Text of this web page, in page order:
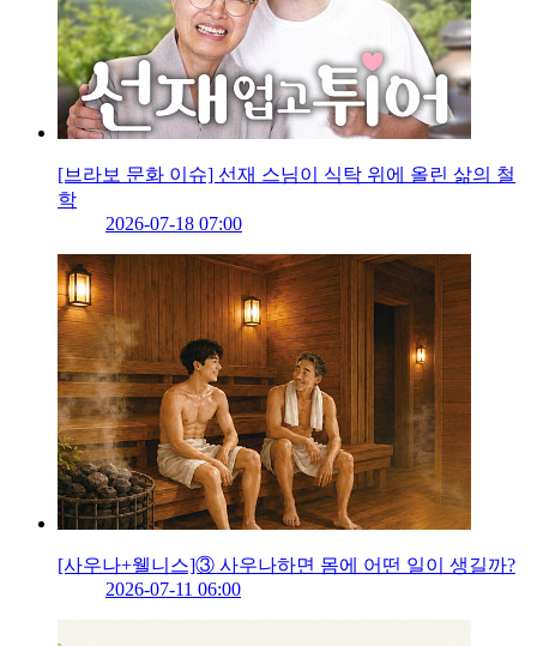
[브라보 문화 이슈] 선재 스님이 식탁 위에 올린 삶의 철
학
2026-07-18 07:00
[사우나+웰니스]③ 사우나하면 몸에 어떤 일이 생길까?
2026-07-11 06:00